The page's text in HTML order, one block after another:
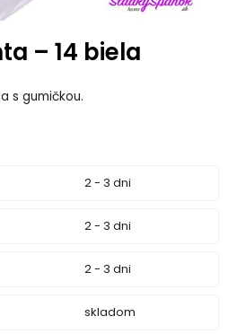
– 14 biela
s gumičkou.
2 - 3 dni
2 - 3 dni
2 - 3 dni
skladom